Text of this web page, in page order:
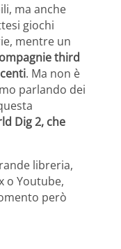
ma anche
giochi
mentre un
third
. Ma non è
parlando dei
Dig 2, che
libreria,
o Youtube,
però